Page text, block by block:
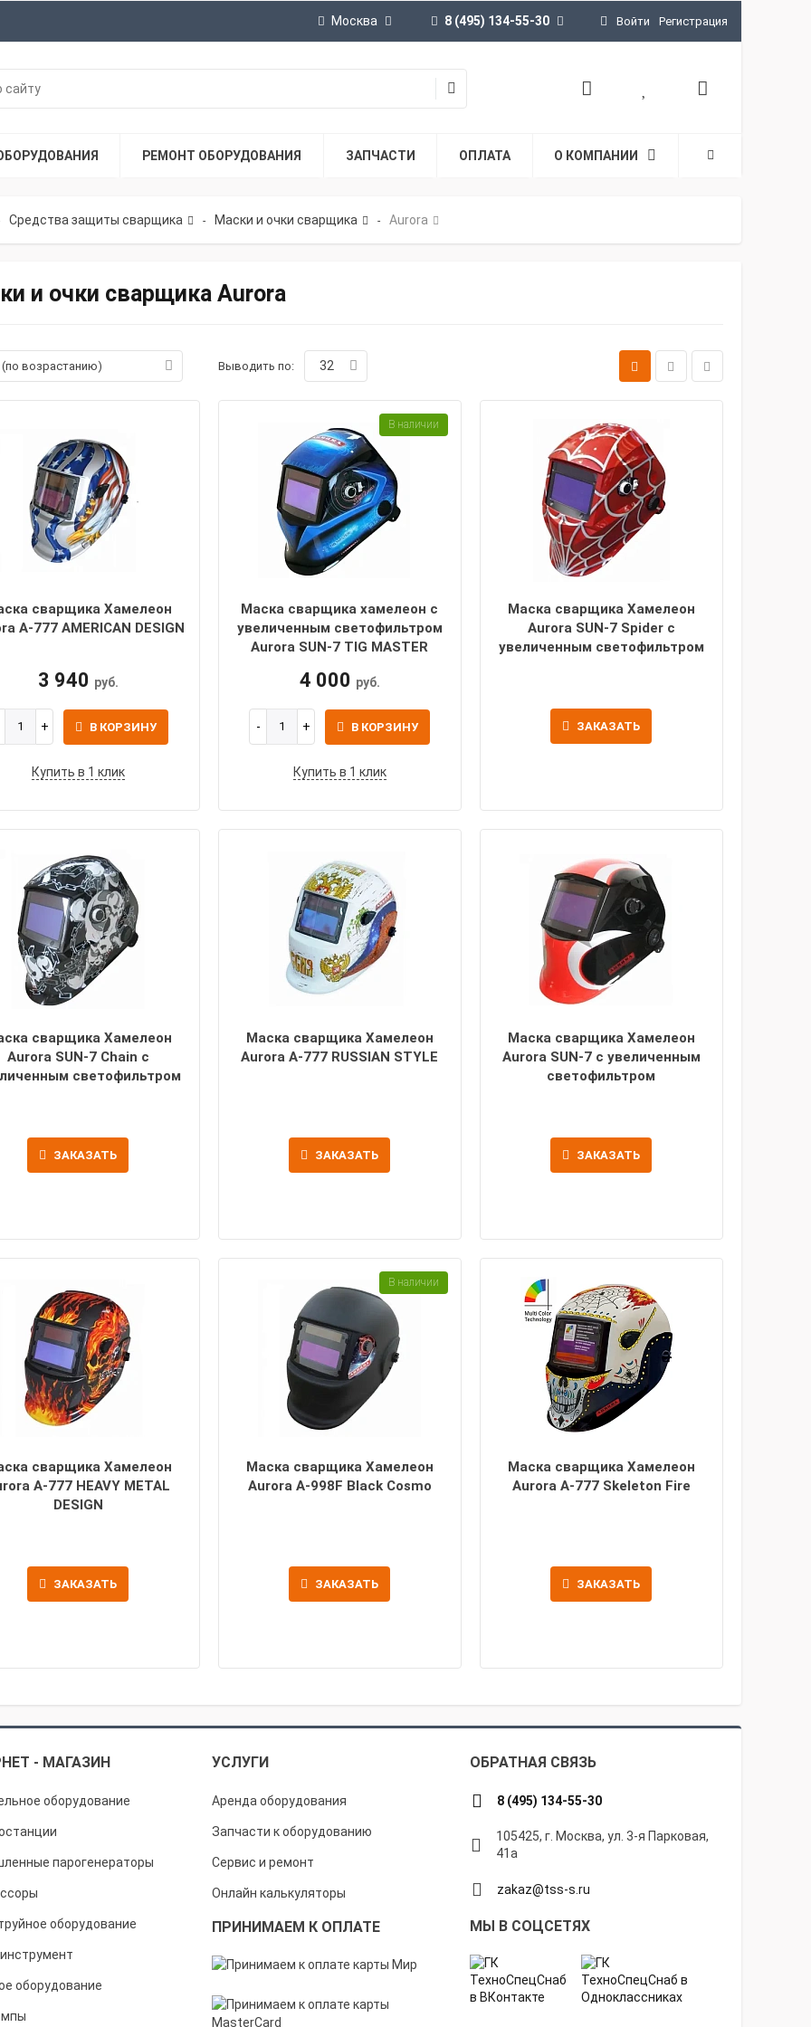
Москва 8 (495) 134-55-30 Войти Регистрация
РЕМОНТ ОБОРУДОВАНИЯ ЗАПЧАСТИ ОПЛАТА О КОМПАНИИ
Средства защиты сварщика - Маски и очки сварщика - Aurora
и очки сварщика Aurora
(по возрастанию) Выводить по: 32
сварщика Хамелеон
A-777 AMERICAN DESIGN
3 940 руб.
В КОРЗИНУ
Купить в 1 клик
Маска сварщика хамелеон с
увеличенным светофильтром
Aurora SUN-7 TIG MASTER
4 000 руб.
В КОРЗИНУ
Купить в 1 клик
В наличии
Маска сварщика Хамелеон
Aurora SUN-7 Spider с
увеличенным светофильтром
ЗАКАЗАТЬ
сварщика Хамелеон
Aurora SUN-7 Chain с
светофильтром
ЗАКАЗАТЬ
Маска сварщика Хамелеон
Aurora A-777 RUSSIAN STYLE
ЗАКАЗАТЬ
Маска сварщика Хамелеон
Aurora SUN-7 c увеличенным
светофильтром
ЗАКАЗАТЬ
сварщика Хамелеон
A-777 HEAVY METAL
DESIGN
ЗАКАЗАТЬ
Маска сварщика Хамелеон
Aurora A-998F Black Cosmo
ЗАКАЗАТЬ
В наличии
Маска сварщика Хамелеон
Aurora A-777 Skeleton Fire
ЗАКАЗАТЬ
- МАГАЗИН УСЛУГИ ОБРАТНАЯ СВЯЗЬ
оборудование
парогенераторы
оборудование
оборудование
Аренда оборудования
Запчасти к оборудованию
Сервис и ремонт
Онлайн калькуляторы
ПРИНИМАЕМ К ОПЛАТЕ
8 (495) 134-55-30
105425, г. Москва, ул. 3-я Парковая,
41а
zakaz@tss-s.ru
МЫ В СОЦСЕТЯХ